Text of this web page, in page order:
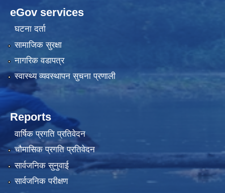
eGov services
घटना दर्ता
सामाजिक सुरक्षा
नागरिक वडापत्र
स्वास्थ्य व्यवस्थापन सुचना प्रणाली
Reports
वार्षिक प्रगति प्रतिवेदन
चौमासिक प्रगति प्रतिवेदन
सार्वजनिक सुनुवाई
सार्वजनिक परीक्षण